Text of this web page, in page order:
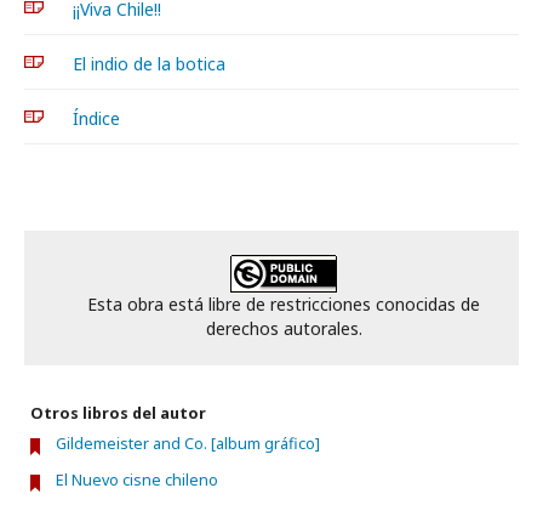
¡¡Viva Chile!!
El indio de la botica
Índice
Esta obra está libre de restricciones conocidas de
derechos autorales.
Otros libros del autor
Gildemeister and Co. [album gráfico]
El Nuevo cisne chileno